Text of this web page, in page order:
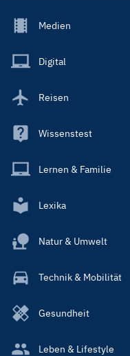
Footer
Main
Medien
Digital
Reisen
Wissenstest
Lernen & Familie
Lexika
Natur & Umwelt
Technik & Mobilität
Gesundheit
Leben & Lifestyle